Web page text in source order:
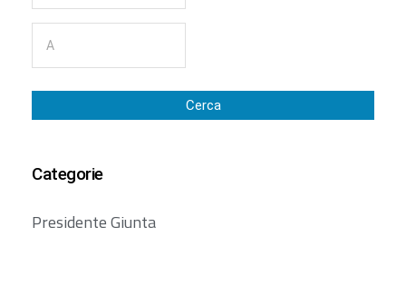
Cerca
Categorie
Presidente Giunta